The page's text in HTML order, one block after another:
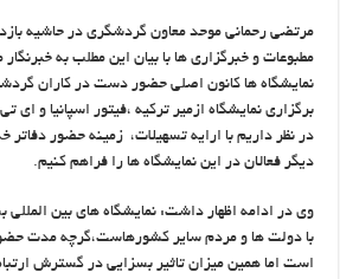
مرتضی رحمانی موحد معاون گردشگری در حاشیه
مطبوعات و خبرگزاری ها با بیان این مطلب به
نمایشگاه ها کانون اصلی حضور دست در کاران
برگزاری نمایشگاه ازمیر ترکیه ،فیتور اسپانیا و ای
در نظر داریم با ارایه تسهیلات، زمینه حضور
دیگر فعالان در این نمایشگاه ها را فراهم کنیم.
وی در ادامه اظهار داشت: نمایشگاه های بین المللی
است اما همین میزان تاثیر بسزایی در گسترش